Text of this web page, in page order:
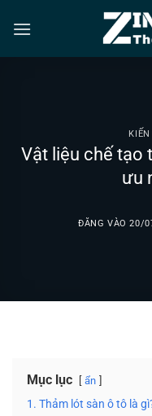
qua
Vật liệu chế tạo
ưu
ĐĂNG VÀO20/
Mục lục ẩn
1. Thảm lót sàn ô tô là